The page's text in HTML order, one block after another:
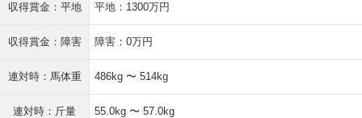
収得賞金：平地 平地：1300万円
収得賞金：障害 障害：0万円
連対時：馬体重 486kg 〜 514kg
連対時：斤量 55.0kg 〜 57.0kg